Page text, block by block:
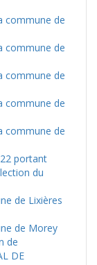
commune de
commune de
commune de
commune de
commune de
portant
du
de Lixières
de Morey
de
DE